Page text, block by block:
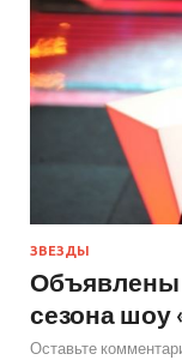
ЗВЕЗДЫ
Объявлены
сезона шоу
Оставьте